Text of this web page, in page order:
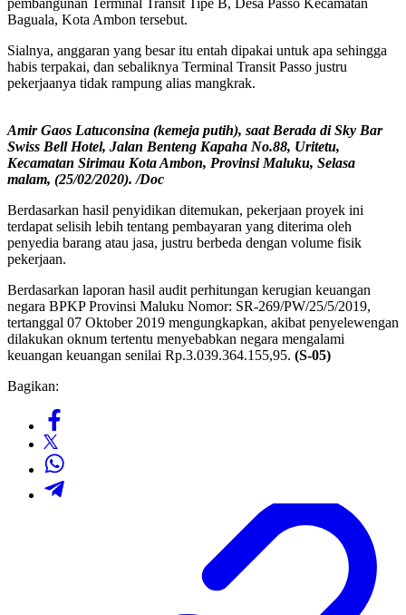
Baguala, Kota Ambon tersebut.
Sialnya, anggaran yang besar itu entah dipakai untuk apa sehingga
habis terpakai, dan sebaliknya Terminal Transit Passo justru
pekerjaanya tidak rampung alias mangkrak.
Amir Gaos Latuconsina (kemeja putih), saat Berada di Sky Bar
Swiss Bell Hotel, Jalan Benteng Kapaha No.88, Uritetu,
Kecamatan Sirimau Kota Ambon, Provinsi Maluku, Selasa
malam, (25/02/2020). /Doc
Berdasarkan hasil penyidikan ditemukan, pekerjaan proyek ini
terdapat selisih lebih tentang pembayaran yang diterima oleh
penyedia barang atau jasa, justru berbeda dengan volume fisik
pekerjaan.
Berdasarkan laporan hasil audit perhitungan kerugian keuangan
negara BPKP Provinsi Maluku Nomor: SR-269/PW/25/5/2019,
tertanggal 07 Oktober 2019 mengungkapkan, akibat penyelewengan
dilakukan oknum tertentu menyebabkan negara mengalami
keuangan keuangan senilai Rp.3.039.364.155,95. (S-05)
Bagikan: